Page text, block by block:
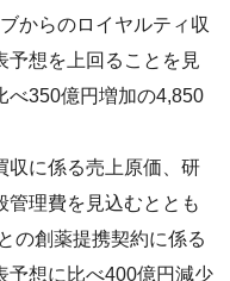
からのロイヤルティ収
予想を上回ることを見
べ350億円増加の4,850
に係る売上原価、研
管理費を見込むととも
の創薬提携契約に係る
予想に比べ400億円減少